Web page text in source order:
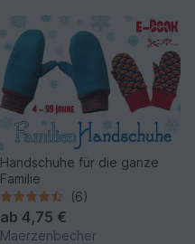
Handschuhe für die ganze
Familie
(6)
ab 4,75 €
Maerzenbecher